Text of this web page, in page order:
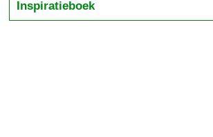
Inspiratieboek